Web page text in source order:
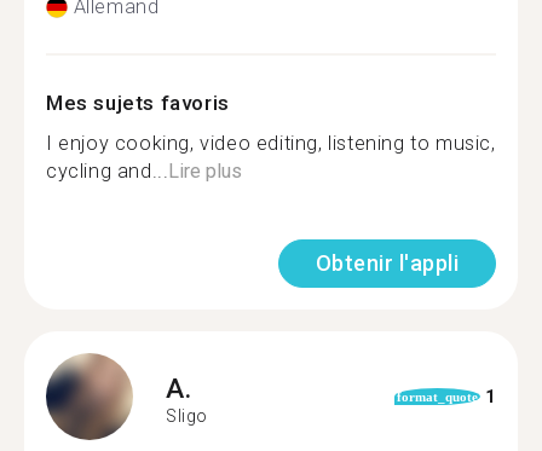
Allemand
Mes sujets favoris
I enjoy cooking, video editing, listening to music,
cycling and...Lire plus
Obtenir l'appli
A.
Sligo
format_quote 1